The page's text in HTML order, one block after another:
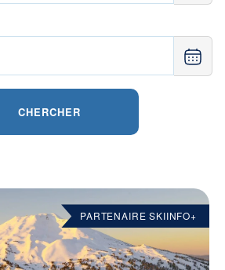
CHERCHER
PARTENAIRE SKIINFO+